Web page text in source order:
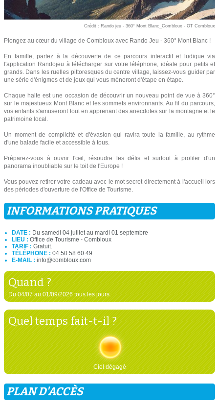
Crédit : Rando jeu - 360° Mont Blanc_Combloux - OT Combloux
Plongez au cœur du village de Combloux avec Rando Jeu - 360° Mont Blanc !
En famille, partez à la découverte de ce parcours interactif et ludique via
l'application Randojeu à télécharger sur votre téléphone, idéale pour petits et
grands. Dans les ruelles pittoresques du centre village, laissez-vous guider par
une série d'énigmes et de jeux qui vous mèneront d'étape en étape.
Chaque halte est une occasion de découvrir un nouveau point de vue à 360°
sur le majestueux Mont Blanc et les sommets environnants. Au fil du parcours,
vos enfants s'amuseront tout en apprenant des anecdotes sur la montagne et le
patrimoine local.
Un moment de complicité et d'évasion qui ravira toute la famille, au rythme
d'une balade facile et accessible à tous.
Préparez-vous à ouvrir l'œil, résoudre les défis et surtout à profiter d'un
panorama inoubliable sur le toit de l'Europe !
Vous pouvez retirer votre cadeau avec le mot secret directement à l'accueil lors
des périodes d'ouverture de l'Office de Tourisme.
INFORMATIONS PRATIQUES
DATE : Du samedi 04 juillet au mardi 01 septembre
LIEU : Office de Tourisme - Combloux
TARIF : Gratuit.
TÉLÉPHONE : 04 50 58 60 49
E-MAIL : info@combloux.com
Quand ?
Du 04/07 au 01/09/2026 tous les jours.
Quel temps fait-t-il ?
Ciel dégagé
PLAN D'ACCÈS